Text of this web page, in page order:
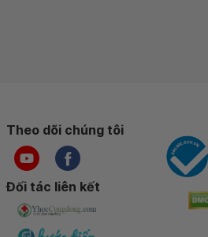
Theo dõi chúng tôi
Đối tác liên kết